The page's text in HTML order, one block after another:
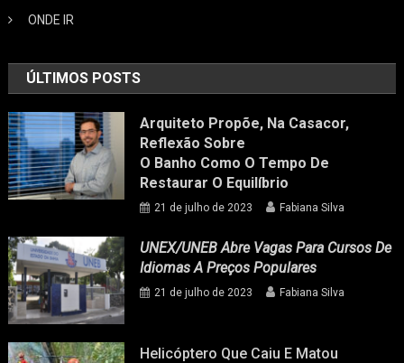
ONDE IR
ÚLTIMOS POSTS
Arquiteto Propõe, Na Casacor,
Reflexão Sobre
O Banho Como O Tempo De
Restaurar O Equilíbrio
21 de julho de 2023 Fabiana Silva
UNEX/UNEB Abre Vagas Para Cursos De
Idiomas A Preços Populares
21 de julho de 2023 Fabiana Silva
Helicóptero Que Caiu E Matou